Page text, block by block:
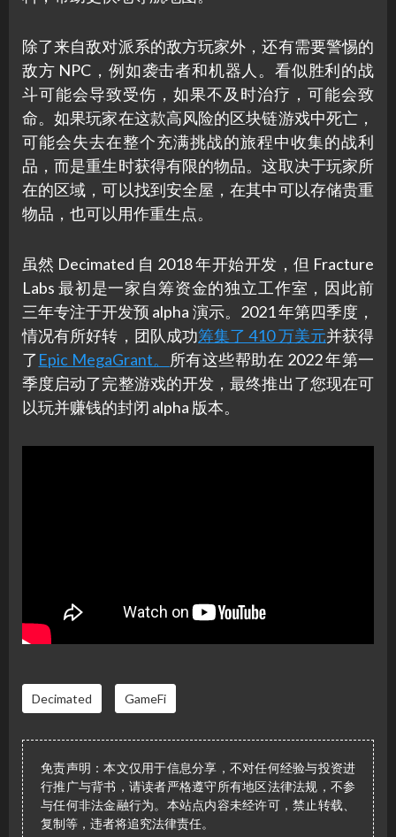
除了来自敌对派系的敌方玩家外，还有需要警惕的
敌方 NPC，例如袭击者和机器人。看似胜利的战
斗可能会导致受伤，如果不及时治疗，可能会致
命。如果玩家在这款高风险的区块链游戏中死亡，
可能会失去在整个充满挑战的旅程中收集的战利
品，而是重生时获得有限的物品。这取决于玩家所
在的区域，可以找到安全屋，在其中可以存储贵重
物品，也可以用作重生点。
虽然 Decimated 自 2018 年开始开发，但 Fracture
Labs 最初是一家自筹资金的独立工作室，因此前
三年专注于开发预 alpha 演示。2021 年第四季度，
情况有所好转，团队成功筹集了 410 万美元并获得
了Epic MegaGrant。 所有这些帮助在 2022 年第一
季度启动了完整游戏的开发，最终推出了您现在可
以玩并赚钱的封闭 alpha 版本。
Decimated GameFi
免责声明：本文仅用于信息分享，不对任何经验与投资进
行推广与背书，请读者严格遵守所有地区法律法规，不参
与任何非法金融行为。本站点内容未经许可，禁止转载、
复制等，违者将追究法律责任。